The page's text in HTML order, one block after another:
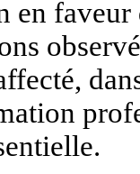
en